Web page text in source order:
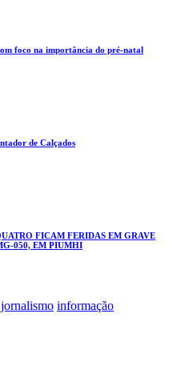
foco na importância do pré-natal
de Calçados
FICAM FERIDAS EM GRAVE
050, EM PIUMHI
jornalismo informação